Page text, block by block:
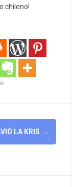
chileno!
LA KRIS →